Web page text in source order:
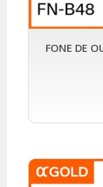
FONE DE